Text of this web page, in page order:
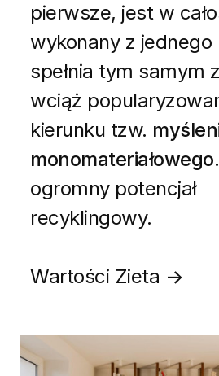
pierwsze, jest w
wykonany z jednego
spełnia tym samym
wciąż
kierunku tzw.
monomateriałowego
ogromny potencjał
recyklingowy.
Wartości Zieta →